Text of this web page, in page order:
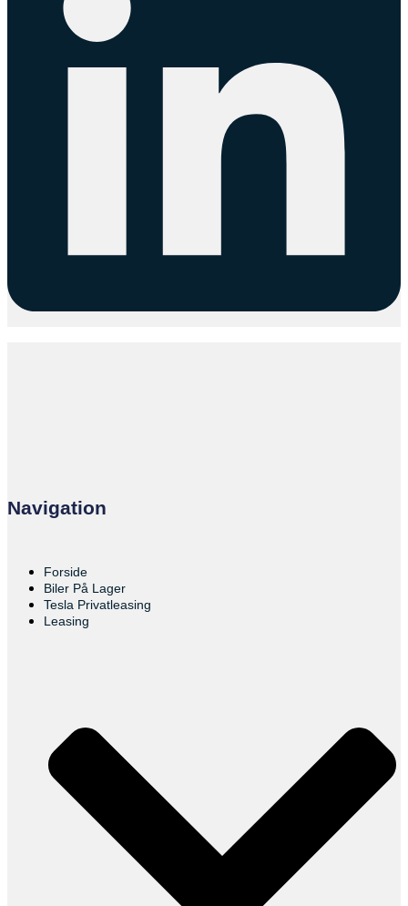
Navigation
Forside
Biler På Lager
Tesla Privatleasing
Leasing